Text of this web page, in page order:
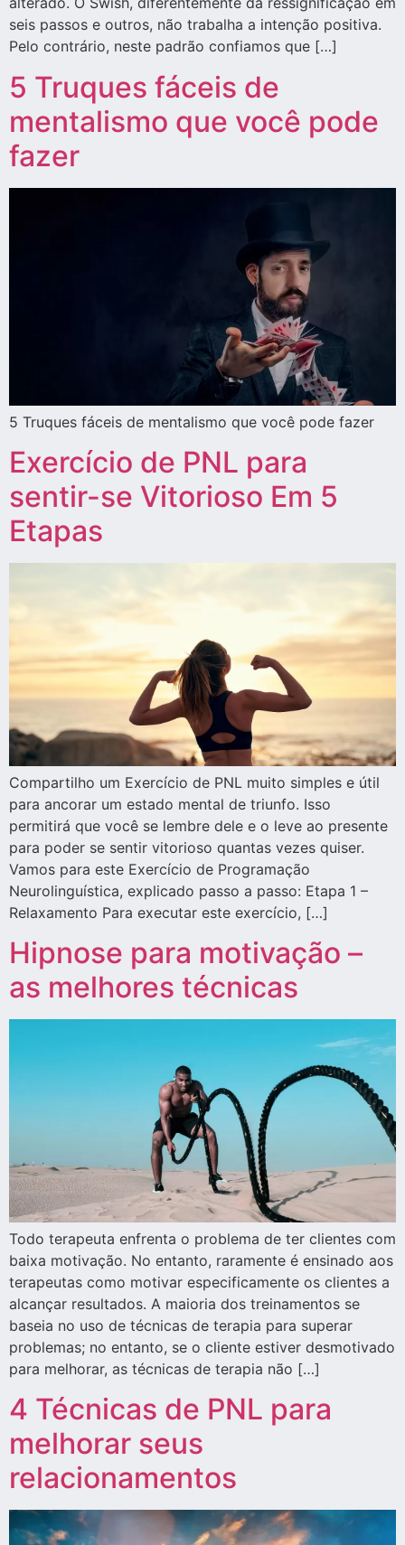
seis passos e outros, não trabalha a intenção positiva.
Pelo contrário, neste padrão confiamos que […]
5 Truques fáceis de
mentalismo que você pode
fazer
5 Truques fáceis de mentalismo que você pode fazer
Exercício de PNL para
sentir-se Vitorioso Em 5
Etapas
Compartilho um Exercício de PNL muito simples e útil
para ancorar um estado mental de triunfo. Isso
permitirá que você se lembre dele e o leve ao presente
para poder se sentir vitorioso quantas vezes quiser.
Vamos para este Exercício de Programação
Neurolinguística, explicado passo a passo: Etapa 1 –
Relaxamento Para executar este exercício, […]
Hipnose para motivação –
as melhores técnicas
Todo terapeuta enfrenta o problema de ter clientes com
baixa motivação. No entanto, raramente é ensinado aos
terapeutas como motivar especificamente os clientes a
alcançar resultados. A maioria dos treinamentos se
baseia no uso de técnicas de terapia para superar
problemas; no entanto, se o cliente estiver desmotivado
para melhorar, as técnicas de terapia não […]
4 Técnicas de PNL para
melhorar seus
relacionamentos